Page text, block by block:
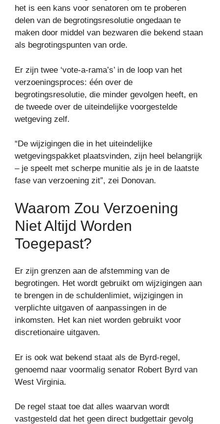
het is een kans voor senatoren om te proberen
delen van de begrotingsresolutie ongedaan te
maken door middel van bezwaren die bekend staan ​​
als begrotingspunten van orde.
Er zijn twee ‘vote-a-rama’s’ in de loop van het
verzoeningsproces: één over de
begrotingsresolutie, die minder gevolgen heeft, en
de tweede over de uiteindelijke voorgestelde
wetgeving zelf.
“De wijzigingen die in het uiteindelijke
wetgevingspakket plaatsvinden, zijn heel belangrijk
– je speelt met scherpe munitie als je in de laatste
fase van verzoening zit”, zei Donovan.
Waarom Zou Verzoening
Niet Altijd Worden
Toegepast?
Er zijn grenzen aan de afstemming van de
begrotingen. Het wordt gebruikt om wijzigingen aan
te brengen in de schuldenlimiet, wijzigingen in
verplichte uitgaven of aanpassingen in de
inkomsten. Het kan niet worden gebruikt voor
discretionaire uitgaven.
Er is ook wat bekend staat als de Byrd-regel,
genoemd naar voormalig senator Robert Byrd van
West Virginia.
De regel staat toe dat alles waarvan wordt
vastgesteld dat het geen direct budgettair gevolg